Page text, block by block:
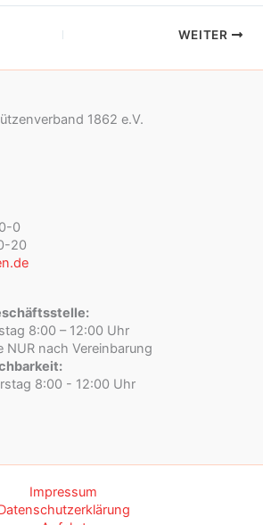
WEITER
1862 e.V.
0
20
8:00 – 12:00 Uhr
NUR nach Vereinbarung
8:00 - 12:00 Uhr
Impressum